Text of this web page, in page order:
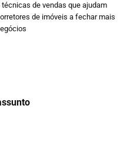
técnicas de vendas que ajudam
de imóveis a fechar mais